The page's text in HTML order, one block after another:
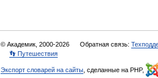
© Академик, 2000-2026 Обратная связь:
👣 Путешествия
Экспорт словарей на сайты , сделанные на PHP,